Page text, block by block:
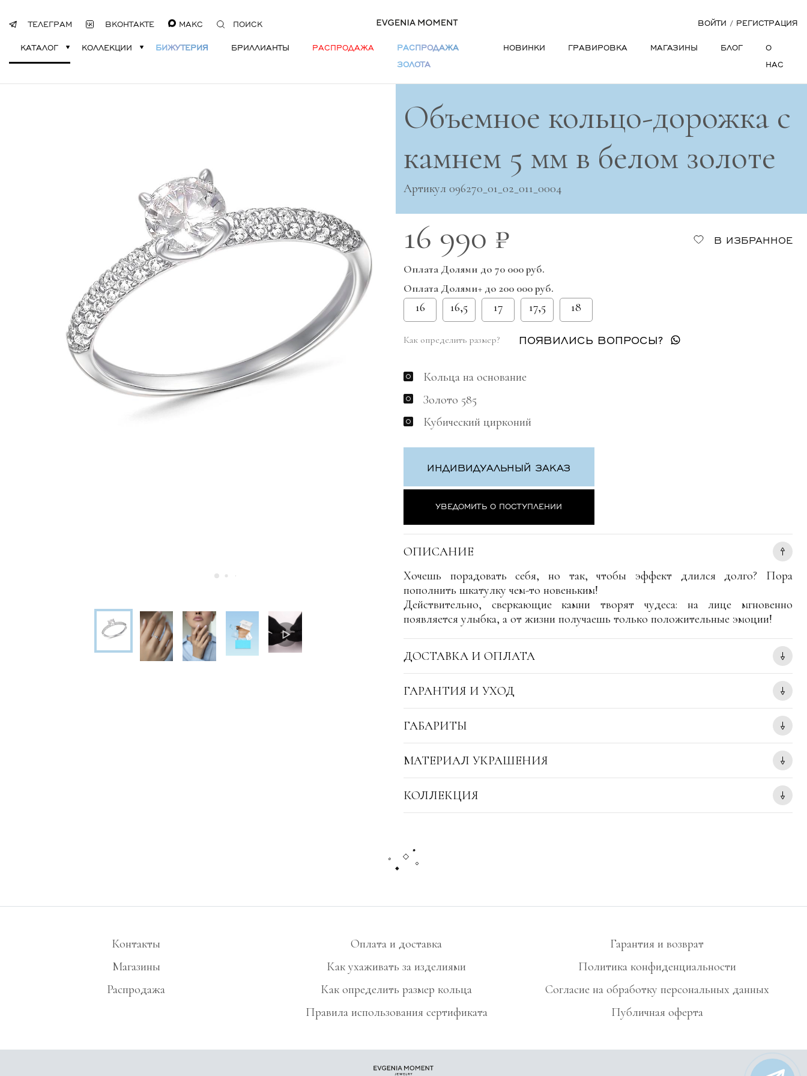
ТЕЛЕГРАМ ВКОНТАКТЕ МАКС ПОИСК ВОЙТИ / РЕГИСТРАЦИЯ
КАТАЛОГ КОЛЛЕКЦИИ БИЖУТЕРИЯ БРИЛЛИАНТЫ РАСПРОДАЖА
РАСПРОДАЖА
ЗОЛОТА
НОВИНКИ ГРАВИРОВКА МАГАЗИНЫ БЛОГ
О
НАС
Объемное кольцо-дорожка с
камнем 5 мм в белом золоте
Артикул 096270_01_02_011_0004
16 990 ₽ В ИЗБРАННОЕ
Оплата Долями до 70 000 руб.
Оплата Долями+ до 200 000 руб.
16 16,5 17 17,5 18
Как определить размер? ПОЯВИЛИСЬ ВОПРОСЫ?
Кольца на основание
Золото 585
Кубический цирконий
ИНДИВИДУАЛЬНЫЙ ЗАКАЗ
УВЕДОМИТЬ О ПОСТУПЛЕНИИ
ОПИСАНИЕ
Хочешь порадовать себя, но так, чтобы эффект длился долго? Пора
пополнить шкатулку чем-то новеньким!
Действительно, сверкающие камни творят чудеса: на лице мгновенно
появляется улыбка, а от жизни получаешь только положительные эмоции!
ДОСТАВКА И ОПЛАТА
ГАРАНТИЯ И УХОД
ГАБАРИТЫ
МАТЕРИАЛ УКРАШЕНИЯ
КОЛЛЕКЦИЯ
Контакты
Магазины
Распродажа
Оплата и доставка
Как ухаживать за изделиями
Как определить размер кольца
Правила использования сертификата
Гарантия и возврат
Политика конфиденциальности
Согласие на обработку персональных данных
Публичная оферта